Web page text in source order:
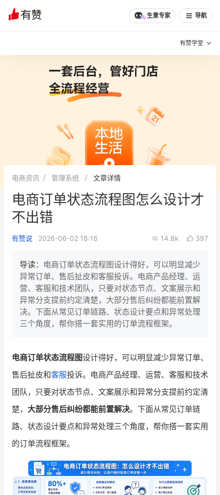
生意专家 导航
有赞学堂
增长方法
有赞专家说
新零售最佳实践
面对面聊增长
新零售大会
增长产品指南
智库 产品场景库
产品更新动态 帮助中心
新零售资讯
培训课程
增长俱乐部
增长俱乐部 有赞商盟
电商资讯 管理系统 文章详情
电商订单状态流程图怎么设计才
不出错
有赞说 2026-06-02 18:16 14.8k 397
导读： 电商订单状态流程图设计得好，可以明显减少
异常订单、售后扯皮和客服投诉。电商产品经理、运
营、客服和技术团队，只要对状态节点、文案展示和
异常分支提前约定清楚，大部分售后纠纷都能前置解
决。下面从常见订单链路、状态设计要点和异常处理
三个角度，帮你搭一套实用的订单流程框架。
电商订单状态流程图设计得好，可以明显减少异常订单、
售后扯皮和客服投诉。电商产品经理、运营、客服和技术
团队，只要对状态节点、文案展示和异常分支提前约定清
楚， 大部分售后纠纷都能前置解决。下面从常见订单链
路、状态设计要点和异常处理三个角度，帮你搭一套实用
的订单流程框架。